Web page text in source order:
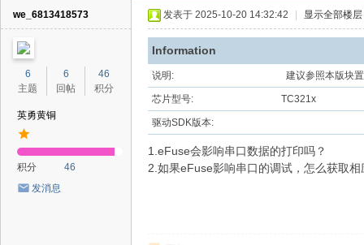
we_6813418573
6
主题
6
回帖
46
积分
英勇黄铜
积分
46
发消息
发表于 2025-10-20 14:32:42 显示全部楼层
Information
说明: 建议参照本版块
芯片型号: TC321x
驱动SDK版本:
1.eFuse会影响串口数据的打印吗？
2.如果eFuse影响串口的调试，怎么获取相